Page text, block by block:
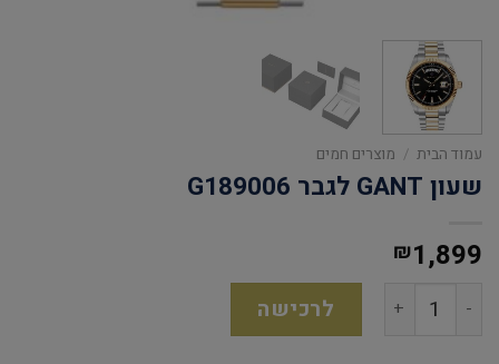
עמוד הבית / מוצרים חמים
שעון GANT לגבר G189006
₪1,899
לרכישה